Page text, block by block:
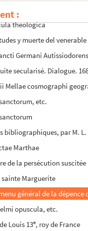
:
theologica
y muerte del
Germani
secularisé. Dialogue.
Mellae cosmographi
etc.
bibliographiques, par M.
Marthae
de la persécution
sainte Marguerite
général de la
opuscula, etc.
Louis 13e, roy de France